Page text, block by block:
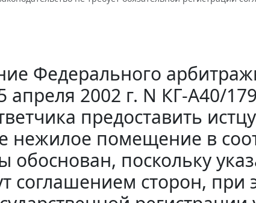
Федерального
апреля 2002 г. N КГ-А40/
предоставить
нежилое помещение в
обоснован, поскольку
соглашением сторон, при